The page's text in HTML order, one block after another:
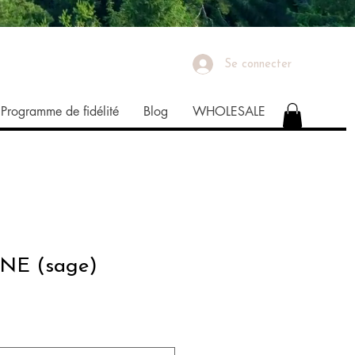
Se connecter
Programme de fidélité Blog WHOLESALE
(sage)